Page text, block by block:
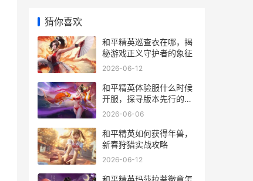
猜你喜欢
和平精英巡查衣在哪，揭
秘游戏正义守护者的象征
2026-06-12
和平精英体验服什么时候
开服，探寻版本先行的秘
密通道
2026-06-06
和平精英如何获得年兽，
新春狩猎实战攻略
2026-06-12
和平精英玛莎拉蒂徽章怎